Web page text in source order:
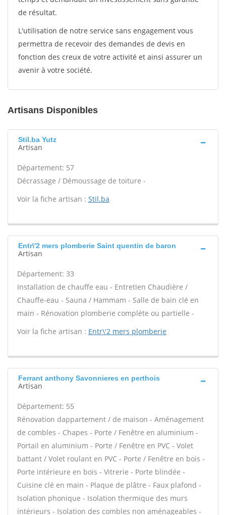
de résultat.
L'utilisation de notre service sans engagement vous
permettra de recevoir des demandes de devis en
fonction des creux de votre activité et ainsi assurer un
avenir à votre société.
Artisans Disponibles
Stil.ba Yutz
Artisan
Département: 57
Décrassage / Démoussage de toiture -
Voir la fiche artisan : Stil.ba
Entr\'2 mers plomberie Saint quentin de baron
Artisan
Département: 33
Installation de chauffe eau - Entretien Chaudière /
Chauffe-eau - Sauna / Hammam - Salle de bain clé en
main - Rénovation plomberie complète ou partielle -
Voir la fiche artisan : Entr\'2 mers plomberie
Ferrant anthony Savonnieres en perthois
Artisan
Département: 55
Rénovation dappartement / de maison - Aménagement
de combles - Chapes - Porte / Fenêtre en aluminium -
Portail en aluminium - Porte / Fenêtre en PVC - Volet
battant / Volet roulant en PVC - Porte / Fenêtre en bois -
Porte intérieure en bois - Vitrerie - Porte blindée -
Cuisine clé en main - Plaque de plâtre - Faux plafond -
Isolation phonique - Isolation thermique des murs
intérieurs - Isolation des combles non aménageables -